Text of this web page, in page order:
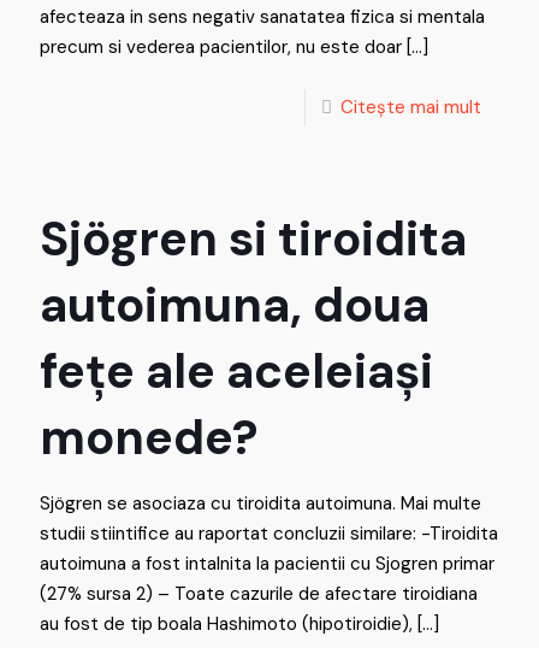
afecteaza in sens negativ sanatatea fizica si mentala
precum si vederea pacientilor, nu este doar […]
Citește mai mult
Sjögren si tiroidita
autoimuna, doua
fețe ale aceleiași
monede?
Sjögren se asociaza cu tiroidita autoimuna. Mai multe
studii stiintifice au raportat concluzii similare: -Tiroidita
autoimuna a fost intalnita la pacientii cu Sjogren primar
(27% sursa 2) – Toate cazurile de afectare tiroidiana
au fost de tip boala Hashimoto (hipotiroidie), […]